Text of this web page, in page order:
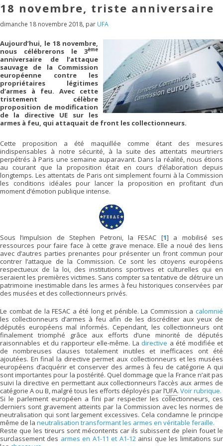
18 novembre, triste anniversaire
dimanche 18 novembre 2018, par UFA
Aujourd’hui, le 18 novembre,
nous célébrerons le 3ème
anniversaire de l’attaque
sauvage de la Commission
européenne contre les
propriétaires légitimes
d’armes à feu. Avec cette
tristement célèbre
proposition de modification
de la directive UE sur les
armes à feu, qui attaquait de front les collectionneurs.
Cette proposition a été maquillée comme étant des mesures
indispensables à notre sécurité, à la suite des attentats meurtriers
perpétrés à Paris une semaine auparavant. Dans la réalité, nous étions
au courant que la proposition était en cours d’élaboration depuis
longtemps. Les attentats de Paris ont simplement fourni à la Commission
les conditions idéales pour lancer la proposition en profitant d’un
moment d’émotion publique intense.
Sous l’impulsion de Stephen Petroni, la FESAC [1] a mobilisé ses
ressources pour faire face à cette grave menace. Elle a noué des liens
avec d’autres parties prenantes pour présenter un front commun pour
contrer l’attaque de la Commission. Ce sont les citoyens européens
respectueux de la loi, des institutions sportives et culturelles qui en
seraient les premières victimes. Sans compter sa tentative de détruire un
patrimoine inestimable dans les armes à feu historiques conservées par
des musées et des collectionneurs privés.
Le combat de la FESAC a été long et pénible. La Commission a calomnié
les collectionneurs d’armes à feu afin de les discréditer aux yeux de
députés européens mal informés. Cependant, les collectionneurs ont
finalement triomphé grâce aux efforts d’une minorité de députés
raisonnables et du rapporteur elle-même. La directive a été modifiée et
de nombreuses clauses totalement inutiles et inefficaces ont été
ajoutées. En final la directive permet aux collectionneurs et les musées
européens d’acquérir et conserver des armes à feu de catégorie A qui
sont importantes pour la postérité. Quel dommage que la France n’ait pas
suivi la directive en permettant aux collectionneurs l’accès aux armes de
catégorie A ou B, malgré tous les efforts déployés par l’UFA. Voir rubrique.
Si le parlement européen a fini par respecter les collectionneurs, ces
derniers sont gravement atteints par la Commission avec les normes de
neutralisation qui sont largement excessives. Cela condamne le principe
même de la neutralisation transformant les armes en véritable feraille.
Reste que les tireurs sont mécontents car ils subissent de plein fouet le
surclassement des armes en A1-11 et A1-12 ainsi que les limitations sur